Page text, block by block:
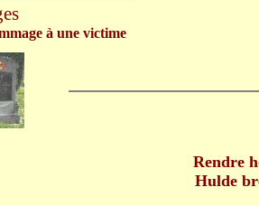
Rendre
Hulde
à une victime